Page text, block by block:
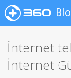
İnternet
İnternet